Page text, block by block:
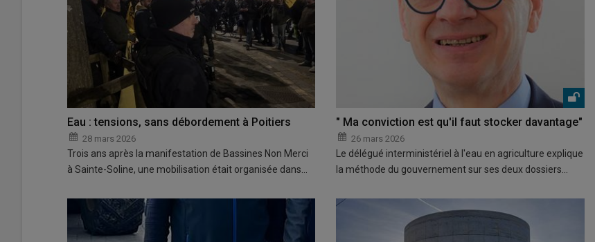
Eau : tensions, sans débordement à Poitiers
28 mars 2026
Trois ans après la manifestation de Bassines Non Merci
à Sainte-Soline, une mobilisation était organisée dans…
" Ma conviction est qu'il faut stocker davantage"
26 mars 2026
Le délégué interministériel à l'eau en agriculture explique
la méthode du gouvernement sur ses deux dossiers…